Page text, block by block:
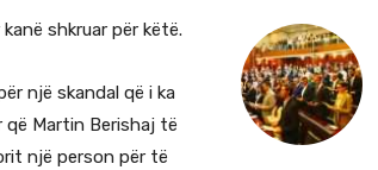
shkruar për këtë.
një skandal që i ka
që Martin Berishaj të
një person për të